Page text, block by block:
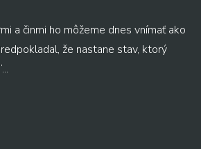
a činmi ho môžeme dnes vnímať ako
že nastane stav, ktorý